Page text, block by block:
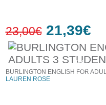
7%
έκπτωση
23,00€ 21,39€
BURLINGTON ENGLISH FOR
LAUREN ROSE